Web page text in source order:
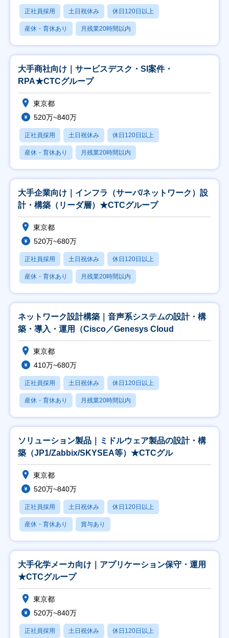
正社員採用 土日祝休み 休日120日以上
産休・育休あり 月残業20時間以内
大手商社向け｜サービスデスク・SI案件・
RPA★CTCグループ
東京都
520万~840万
正社員採用 土日祝休み 休日120日以上
産休・育休あり 月残業20時間以内
大手企業向け｜インフラ（サーバ/ネットワーク）設
計・構築（リーダ層）★CTCグループ
東京都
520万~680万
正社員採用 土日祝休み 休日120日以上
産休・育休あり 月残業20時間以内
ネットワーク設計構築｜音声系システムの設計・構
築・導入・運用（Cisco／Genesys Cloud
東京都
410万~680万
正社員採用 土日祝休み 休日120日以上
産休・育休あり 月残業20時間以内
ソリューション製品｜ミドルウェア製品の設計・構
築（JP1/Zabbix/SKYSEA等）★CTCグル
東京都
520万~840万
正社員採用 土日祝休み 休日120日以上
産休・育休あり 賞与あり
大手化学メーカ向け｜アプリケーション保守・運用
★CTCグループ
東京都
520万~840万
正社員採用 土日祝休み 休日120日以上